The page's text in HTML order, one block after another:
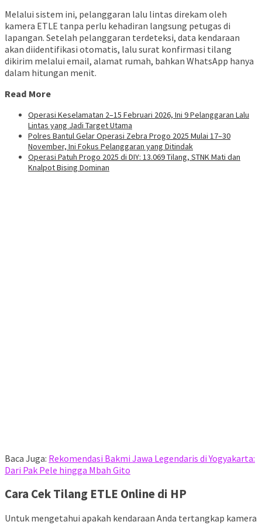
Melalui sistem ini, pelanggaran lalu lintas direkam oleh
kamera ETLE tanpa perlu kehadiran langsung petugas di
lapangan. Setelah pelanggaran terdeteksi, data kendaraan
akan diidentifikasi otomatis, lalu surat konfirmasi tilang
dikirim melalui email, alamat rumah, bahkan WhatsApp hanya
dalam hitungan menit.
Read More
Operasi Keselamatan 2–15 Februari 2026, Ini 9 Pelanggaran Lalu
Lintas yang Jadi Target Utama
Polres Bantul Gelar Operasi Zebra Progo 2025 Mulai 17–30
November, Ini Fokus Pelanggaran yang Ditindak
Operasi Patuh Progo 2025 di DIY: 13.069 Tilang, STNK Mati dan
Knalpot Bising Dominan
Baca Juga: Rekomendasi Bakmi Jawa Legendaris di Yogyakarta:
Dari Pak Pele hingga Mbah Gito
Cara Cek Tilang ETLE Online di HP
Untuk mengetahui apakah kendaraan Anda tertangkap kamera